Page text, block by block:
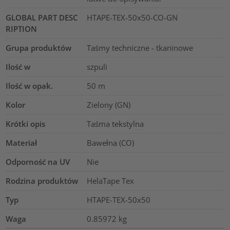
GLOBAL PART DESC
RIPTION
HTAPE-TEX-50x50-CO-GN
Grupa produktów
Taśmy techniczne - tkaninowe
Ilość w
szpuli
Ilość w opak.
50 m
Kolor
Zielony (GN)
Krótki opis
Taśma tekstylna
Materiał
Bawełna (CO)
Odporność na UV
Nie
Rodzina produktów
HelaTape Tex
Typ
HTAPE-TEX-50x50
Waga
0.85972 kg